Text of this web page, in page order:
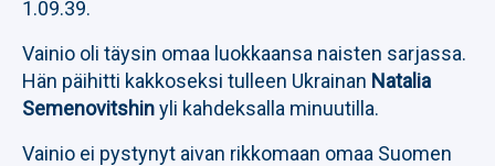
1.09.39.
Vainio oli täysin omaa luokkaansa naisten sarjassa.
Hän päihitti kakkoseksi tulleen Ukrainan Natalia
Semenovitshinyli kahdeksalla minuutilla.
Vainio ei pystynyt aivan rikkomaan omaa Suomen